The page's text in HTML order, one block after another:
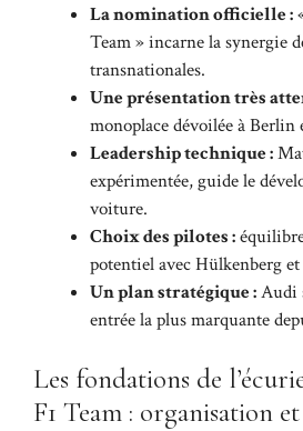
La nomination officielle :
Team » incarne la synergie
transnationales.
Une présentation très
monoplace dévoilée à Berlin
Leadership technique :
expérimentée, guide le
voiture.
Choix des pilotes :
potentiel avec Hülkenberg
Un plan stratégique :Audi
entrée la plus marquante
Les fondations de
F1 Team : organisation